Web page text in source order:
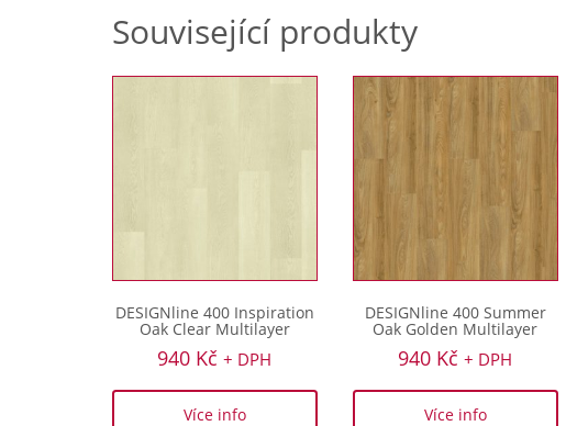
Související produkty
DESIGNline 400 Inspiration
Oak Clear Multilayer
940 Kč + DPH
Více info
DESIGNline 400 Summer
Oak Golden Multilayer
940 Kč + DPH
Více info